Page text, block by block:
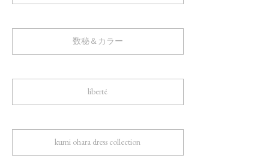
数秘＆カラー
liberté
kumi ohara dress collection